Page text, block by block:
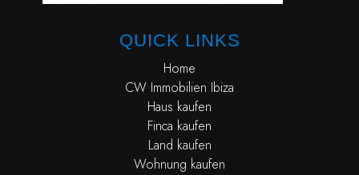
QUICK LINKS
Home
CW Immobilien Ibiza
Haus kaufen
Finca kaufen
Land kaufen
Wohnung kaufen